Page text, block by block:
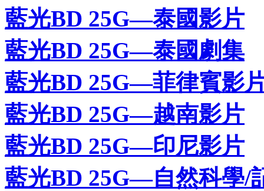
藍光BD 25G—泰國影片
藍光BD 25G—泰國劇集
藍光BD 25G—菲律賓影
藍光BD 25G—越南影片
藍光BD 25G—印尼影片
藍光BD 25G—自然科學/